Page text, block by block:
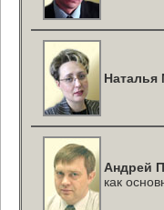
Андрей
как